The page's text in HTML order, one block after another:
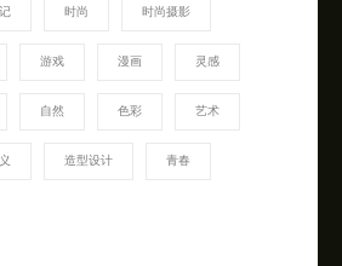
时尚 时尚摄影
游戏 漫画 灵感
自然 色彩 艺术
造型设计 青春